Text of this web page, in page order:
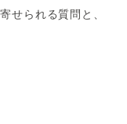
せられる質問と、